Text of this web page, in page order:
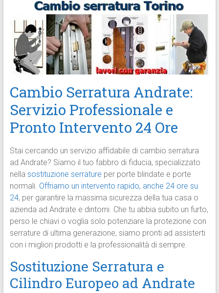
Cambio Serratura Andrate:
Servizio Professionale e
Pronto Intervento 24 Ore
Stai cercando un servizio affidabile di cambio serratura
ad Andrate? Siamo il tuo fabbro di fiducia, specializzato
nella sostituzione serrature per porte blindate e porte
normali. Offriamo un intervento rapido, anche 24 ore su
24, per garantire la massima sicurezza della tua casa o
azienda ad Andrate e dintorni. Che tu abbia subito un furto,
perso le chiavi o voglia solo potenziare la protezione con
serrature di ultima generazione, siamo pronti ad assisterti
con i migliori prodotti e la professionalità di sempre.
Sostituzione Serratura e
Cilindro Europeo ad Andrate